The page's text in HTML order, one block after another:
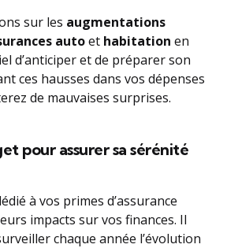
sur les augmentations
autoet habitation en
d’anticiper et de préparer son
ces hausses dans vos dépenses
de mauvaises surprises.
pour assurer sa sérénité
à vos primes d’assurance
impacts sur vos finances. Il
chaque année l’évolution